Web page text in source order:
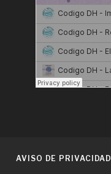
AVISO DE PRIVACIDAD